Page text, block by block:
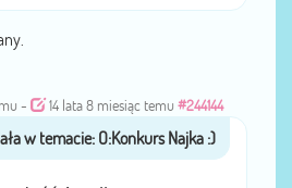
- 14 lata 8 miesiąc temu #244144
azoreksja